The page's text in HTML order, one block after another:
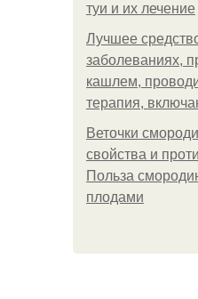
туи и их лечение
Лучшее
заболеваниях,
кашлем,
терапия,
Веточки
свойства и
Польза
плодами